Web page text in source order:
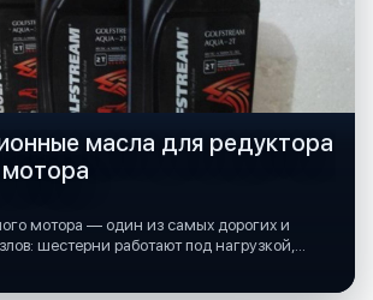
масла для редуктора
мотора — один из самых дорогих и
шестерни работают под нагрузкой,